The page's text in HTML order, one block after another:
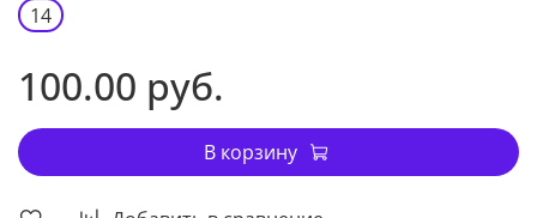
14
100.00 руб.
В корзину